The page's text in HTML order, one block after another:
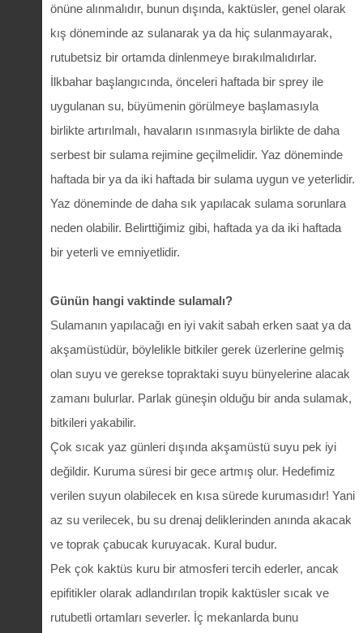
önüne alınmalıdır, bunun dışında, kaktüsler, genel olarak
kış döneminde az sulanarak ya da hiç sulanmayarak,
rutubetsiz bir ortamda dinlenmeye bırakılmalıdırlar.
İlkbahar başlangıcında, önceleri haftada bir sprey ile
uygulanan su, büyümenin görülmeye başlamasıyla
birlikte artırılmalı, havaların ısınmasıyla birlikte de daha
serbest bir sulama rejimine geçilmelidir. Yaz döneminde
haftada bir ya da iki haftada bir sulama uygun ve yeterlidir.
Yaz döneminde de daha sık yapılacak sulama sorunlara
neden olabilir. Belirttiğimiz gibi, haftada ya da iki haftada
bir yeterli ve emniyetlidir.
Günün hangi vaktinde sulamalı?
Sulamanın yapılacağı en iyi vakit sabah erken saat ya da
akşamüstüdür, böylelikle bitkiler gerek üzerlerine gelmiş
olan suyu ve gerekse topraktaki suyu bünyelerine alacak
zamanı bulurlar. Parlak güneşin olduğu bir anda sulamak,
bitkileri yakabilir.
Çok sıcak yaz günleri dışında akşamüstü suyu pek iyi
değildir. Kuruma süresi bir gece artmış olur. Hedefimiz
verilen suyun olabilecek en kısa sürede kurumasıdır! Yani
az su verilecek, bu su drenaj deliklerinden anında akacak
ve toprak çabucak kuruyacak. Kural budur.
Pek çok kaktüs kuru bir atmosferi tercih ederler, ancak
epifitikler olarak adlandırılan tropik kaktüsler sıcak ve
rutubetli ortamları severler. İç mekanlarda bunu